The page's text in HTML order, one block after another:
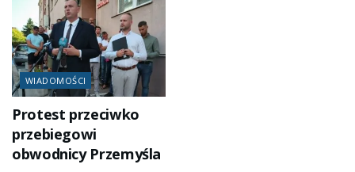
WIADOMOŚCI
Protest przeciwko
przebiegowi
obwodnicy Przemyśla